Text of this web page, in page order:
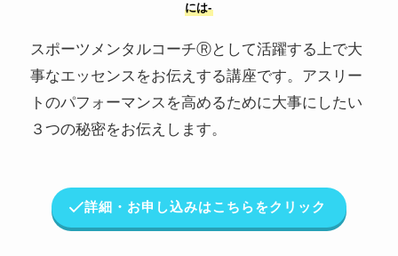
には-
スポーツメンタルコーチⓇとして活躍する上で大
事なエッセンスをお伝えする講座です。アスリー
トのパフォーマンスを高めるために大事にしたい
３つの秘密をお伝えします。
詳細・お申し込みはこちらをクリック